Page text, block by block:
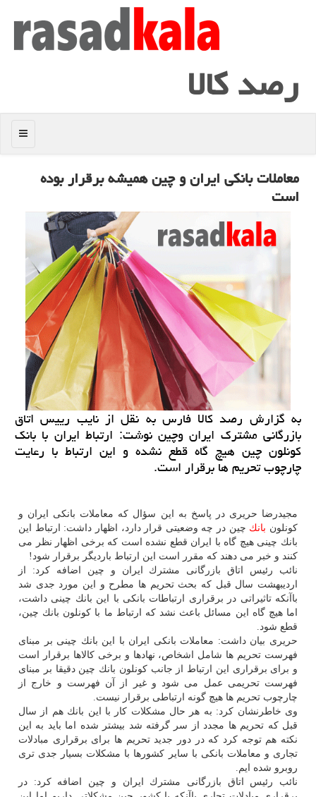
رصد كالا
منو
معاملات بانكی ایران و چین همیشه برقرار بوده
است
به گزارش رصد كالا فارس به نقل از نایب رییس اتاق
بازرگانی مشترك ایران وچین نوشت: ارتباط ایران با بانك
كونلون چین هیچ گاه قطع نشده و این ارتباط با رعایت
چارچوب تحریم ها برقرار است.
مجیدرضا حریری در پاسخ به این سؤال كه معاملات بانكی ایران و
كونلون بانك چین در چه وضعیتی قرار دارد، اظهار داشت: ارتباط این
بانك چینی هیچ گاه با ایران قطع نشده است كه برخی اظهار نظر می
كنند و خبر می دهند كه مقرر است این ارتباط باردیگر برقرار شود!
نائب رئیس اتاق بازرگانی مشترك ایران و چین اضافه كرد: از
اردیبهشت سال قبل كه بحث تحریم ها مطرح و این مورد جدی شد
باآنكه تاثیراتی در برقراری ارتباطات بانكی با این بانك چینی داشت،
اما هیچ گاه این مسائل باعث نشد كه ارتباط ما با كونلون بانك چین،
قطع شود.
حریری بیان داشت: معاملات بانكی ایران با این بانك چینی بر مبنای
فهرست تحریم ها شامل اشخاص، نهادها و برخی كالاها برقرار است
و برای برقراری این ارتباط از جانب كونلون بانك چین دقیقا بر مبنای
فهرست تحریمی عمل می شود و غیر از آن فهرست و خارج از
چارچوب تحریم ها هیچ گونه ارتباطی برقرار نیست.
وی خاطرنشان كرد: به هر حال مشكلات كار با این بانك هم از سال
قبل كه تحریم ها مجدد از سر گرفته شد بیشتر شده اما باید به این
نكته هم توجه كرد كه در دور جدید تحریم ها برای برقراری مبادلات
تجاری و معاملات بانكی با سایر كشورها با مشكلات بسیار جدی تری
روبرو شده ایم.
نائب رئیس اتاق بازرگانی مشترك ایران و چین اضافه كرد: در